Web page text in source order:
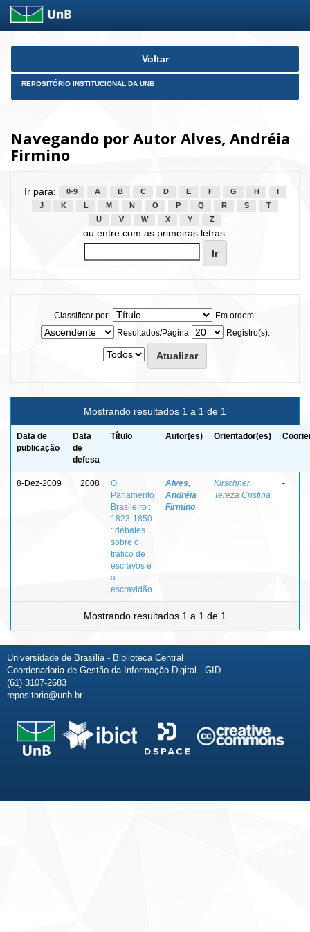
Skip
Voltar
REPOSITÓRIO INSTITUCIONAL DA UNB
Navegando por Autor Alves, Andréia
Firmino
Ir para: 0-9 A B C D E F G H
J
K L M N O P Q R S
T
U
V W X Y Z
ou entre com as primeiras letras:
Classificar por:
Em ordem:
Resultados/Página
Registro(s):
Mostrando resultados 1 a 1 de 1
Data de
publicação
Data
de
defesa
Título Autor(es) Orientador(es)
8-Dez-2009 2008
O
Parlamento
Brasileiro :
1823-1850
: debates
sobre o
tráfico de
escravos e
a
escravidão
Alves,
Andréia
Firmino
Kirschner,
Tereza Cristina
-
Mostrando resultados 1 a 1 de 1
Universidade de Brasília - Biblioteca Central
Coordenadoria de Gestão da Informação Digital - GID
(61) 3107-2683
repositorio@unb.br